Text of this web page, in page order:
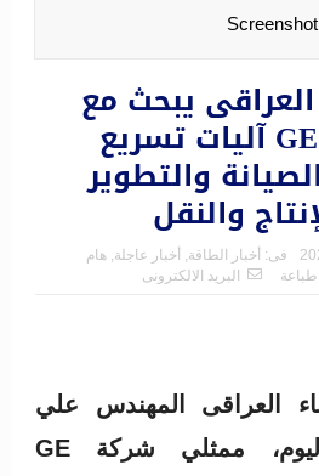
Screenshot
العراقى يبحث مع
ممثلي شركة GE آليات تسريع
والتطوير
والنقل
فى: أخبار الطاقة أخبار عاجلة هام
طباعة البريد الالكترونى
العراقى المهندس علي
سعدي وهيب، اليوم، ممثلي شركة GE